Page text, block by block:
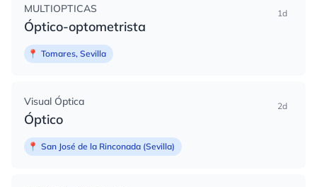
MULTIOPTICAS
Óptico-optometrista
1d
📍 Tomares, Sevilla
Visual Óptica
Óptico
2d
📍 San José de la Rinconada (Sevilla)